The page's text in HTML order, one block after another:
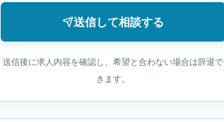
送信して相談する
送信後に求人内容を確認し、希望と合わない場合は辞退で
きます。